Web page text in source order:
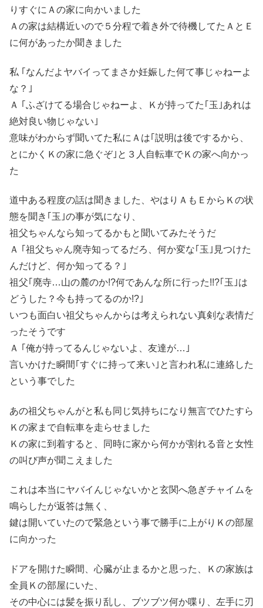
りすぐにＡの家に向かいました
Ａの家は結構近いので５分程で着き外で待機してたＡとＥ
に何があったか聞きました
私 ｢なんだよヤバイってまさか妊娠した何て事じゃねーよ
な？｣
Ａ ｢ふざけてる場合じゃねーよ、Ｋが持ってた｢玉｣あれは
絶対良い物じゃない｣
意味がわからず聞いてた私にＡは｢説明は後でするから、
とにかくＫの家に急ぐぞ｣と３人自転車でＫの家へ向かっ
た
道中ある程度の話は聞きました、やはりＡもＥからＫの状
態を聞き｢玉｣の事が気になり、
祖父ちゃんなら知ってるかもと聞いてみたそうだ
Ａ ｢祖父ちゃん廃寺知ってるだろ、何か変な｢玉｣見つけた
んだけど、何か知ってる？｣
祖父｢廃寺…山の麓のか!?何であんな所に行った!!?｢玉｣は
どうした？今も持ってるのか!?｣
いつも面白い祖父ちゃんからは考えられない真剣な表情だ
ったそうです
Ａ ｢俺が持ってるんじゃないよ、友達が…｣
言いかけた瞬間｢すぐに持って来い｣と言われ私に連絡した
という事でした
あの祖父ちゃんがと私も同じ気持ちになり無言でひたすら
Ｋの家まで自転車を走らせました
Ｋの家に到着すると、同時に家から何かが割れる音と女性
の叫び声が聞こえました
これは本当にヤバイんじゃないかと玄関へ急ぎチャイムを
鳴らしたが返答は無く、
鍵は開いていたので緊急という事で勝手に上がりＫの部屋
に向かった
ドアを開けた瞬間、心臓が止まるかと思った、Ｋの家族は
全員Ｋの部屋にいた、
その中心には髪を振り乱し、ブツブツ何か喋り、左手に刃